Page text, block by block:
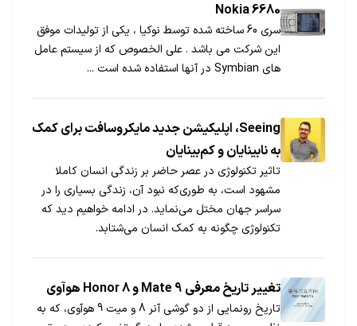
Nokia 6680
سری 60 ساخته شده توسط نوكیا ، یكی از تولیدات موفق
این شركت می باشد . علی الخصوص كه از سیستم عامل
های Symbian در آنها استفاده شده است ...
Seeing، اپلیکیشن جدید مایکروسافت برای کمک
به نابینایان و کم‌بینایان
تاثیر تکنولوژی در عصر حاضر بر زندگی انسان کاملا
مشهود است، به طوری‌که نبود آن، زندگی بسیاری را در
سراسر جهان مختل می‌نماید. در ادامه خواهیم دید که
تکنولوژی چگونه به کمک انسان می‎شتابد.
تغییر تاریخ معرفی Mate 9 و Honor 8 هوآوی
تاریخ رونمایی از دو گوشی آنر 8 و میت 9 هوآوی، که به